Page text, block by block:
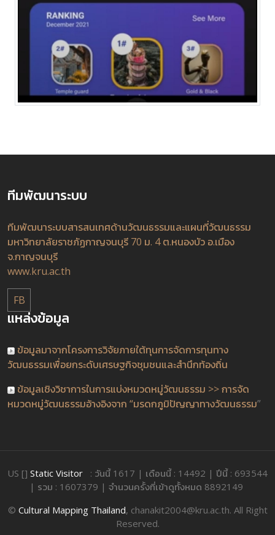
ทีมพัฒนาระบบ
ทีมพัฒนาระบบสารสนเทศด้านวัฒนธรรมและแผนที่วัฒนธรรม
มหาวิทยาลัยราชภัฏกาญจนบุรี 70 ม. 4 ต.หนองบัว อ.เมือง
จ.กาญจนบุรี
www.kru.ac.th
FB
แหล่งข้อมูล
ข้อมูลมาจากโครงการวิจัยภายใต้ทุนการจัดการทุนทาง
วัฒนธรรมเพื่อยกระดับเศรษฐกิจชุมชนและสำนึกท้องถิ่น
ข้อมูลเชิงวิชาการในการแบ่งหมวดหมู่วัฒนธรรม >> การจัด
หมวดหมู่วัฒนธรรมอ้างอิงจาก “มรดกภูมิปัญญาทางวัฒนธรรม”
US [] Static Visitor : วันนี้ 1617 | เดือนนี้ : 14492 | ปีนี้ : 693544
| รวม : 1607379 | จำนวนครั้งที่เข้าดูทั้งหมด 8892149
© Cultural Mapping Thailand, chanakit2004@kru.ac.th. All Right
Reserved.